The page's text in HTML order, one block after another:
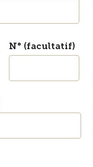
N° (facultatif)